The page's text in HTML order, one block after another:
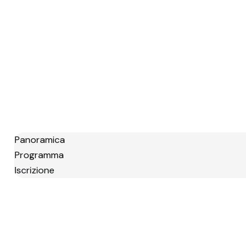
Panoramica
Programma
Iscrizione